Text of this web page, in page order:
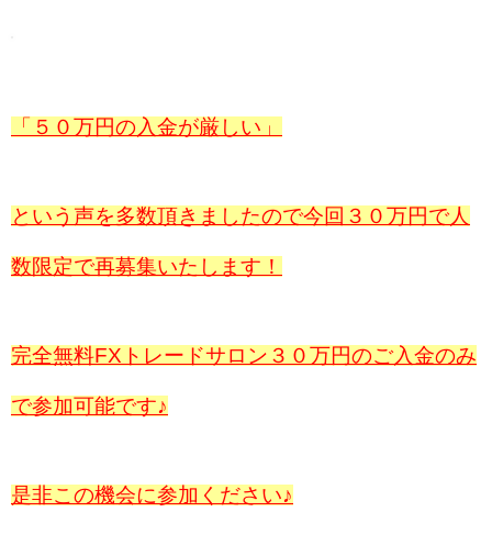
「５０万円の入金が厳しい」
という声を多数頂きましたので今回３０万円で人
数限定で再募集いたします！
完全無料FXトレードサロン３０万円のご入金のみ
で参加可能です♪
是非この機会に参加ください♪